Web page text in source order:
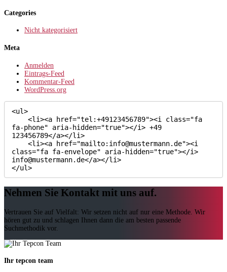
Categories
Nicht kategorisiert
Meta
Anmelden
Eintrags-Feed
Kommentar-Feed
WordPress.org
<ul>
fa-phone" aria-hidden="true"></i> +49
123456789</a></li>
class="fa fa-envelope" aria-hidden="true"></i>
info@mustermann.de</a></li>
</ul>
Nehmen Sie Kontakt mit uns auf.
Vertrauen Sie auf Vielfalt: Wir setzen nicht auf nur eine Methode. Wir
hören gut zu und schlagen Ihnen dann die am besten passende
Suchmethodik vor.
Ihr tepcon team